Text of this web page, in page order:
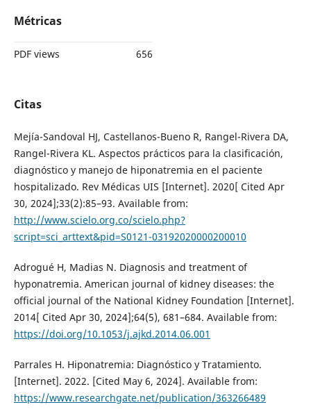
Métricas
PDF views 656
Citas
Mejía-Sandoval HJ, Castellanos-Bueno R, Rangel-Rivera DA,
Rangel-Rivera KL. Aspectos prácticos para la clasificación,
diagnóstico y manejo de hiponatremia en el paciente
hospitalizado. Rev Médicas UIS [Internet]. 2020[ Cited Apr
30, 2024];33(2):85–93. Available from:
http://www.scielo.org.co/scielo.php?
script=sci_arttext&pid=S0121-03192020000200010
Adrogué H, Madias N. Diagnosis and treatment of
hyponatremia. American journal of kidney diseases: the
official journal of the National Kidney Foundation [Internet].
2014[ Cited Apr 30, 2024];64(5), 681–684. Available from:
https://doi.org/10.1053/j.ajkd.2014.06.001
Parrales H. Hiponatremia: Diagnóstico y Tratamiento.
[Internet]. 2022. [Cited May 6, 2024]. Available from:
https://www.researchgate.net/publication/363266489